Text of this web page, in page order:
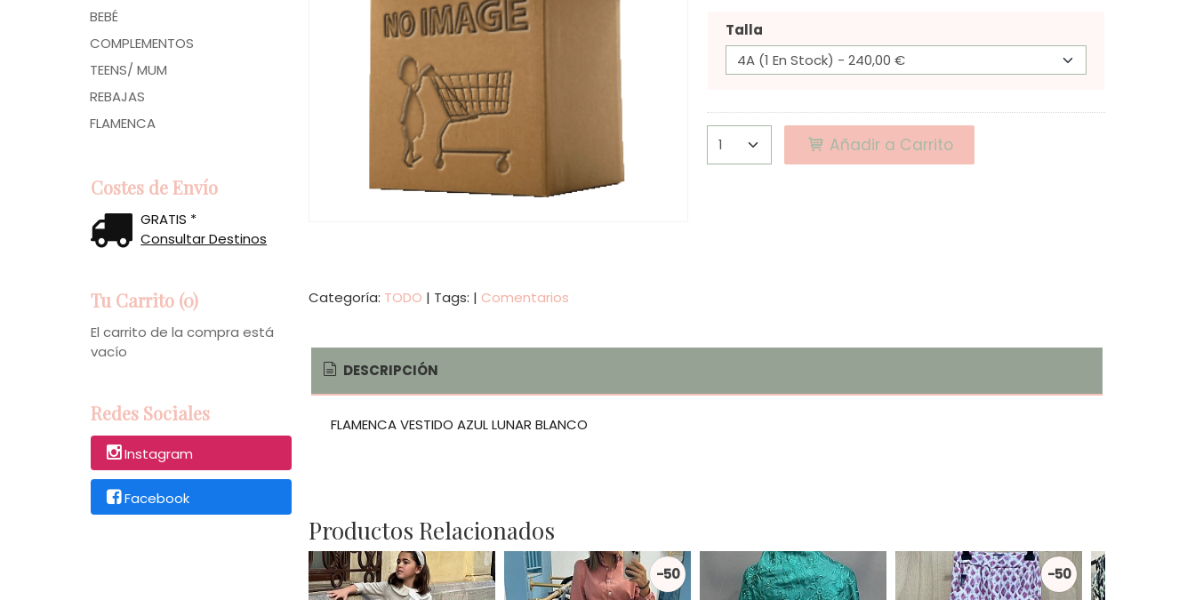
BEBÉ
COMPLEMENTOS
TEENS/ MUM
REBAJAS
FLAMENCA
Costes de Envío
GRATIS *
Consultar Destinos
Tu Carrito (0)
El carrito de la compra está
vacío
Redes Sociales
Instagram
Facebook
Talla
Añadir a Carrito
Categoría: TODO | Tags: | Comentarios
DESCRIPCIÓN
FLAMENCA VESTIDO AZUL LUNAR BLANCO
Productos Relacionados
-50
-50